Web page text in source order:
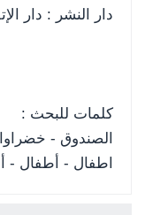
دار النشر : دار
كلمات للبحث :
الصندوق -
اطفال - أطفال -